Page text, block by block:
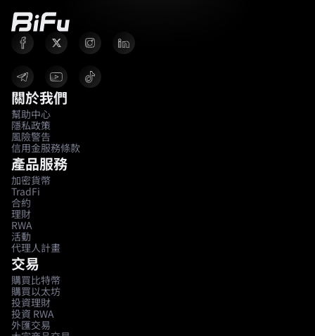
關於我們
幫助中心
隱私政策
風險警告
信用金服務條款
產品服務
加密貨幣
TradFi
合約
理財
RWA
活動
代理人計畫
交易
購買比特幣
購買以太坊
投資理財
投資 RWA
外匯交易